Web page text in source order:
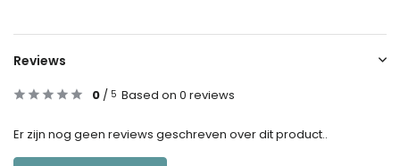
Reviews
0 / 5 Based on 0 reviews
Er zijn nog geen reviews geschreven over dit product..